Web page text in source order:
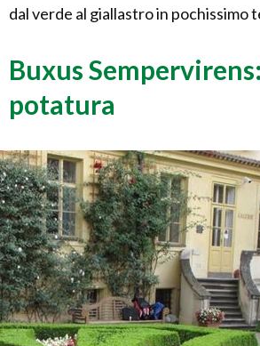
dal verde al giallastro in pochissimo
Buxus
potatura